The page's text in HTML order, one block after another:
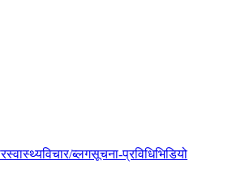
स्वास्थ्यविचार/ब्लगसूचना-प्रविधिभिडियो